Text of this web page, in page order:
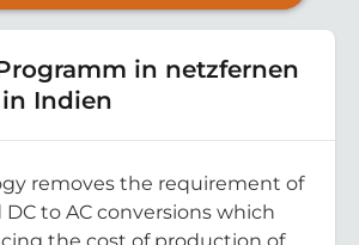
in netzfernen
Indien
removes the requirement of
DC to AC conversions which